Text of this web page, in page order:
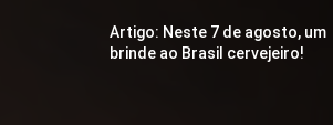
Artigo: Neste 7 de agosto, um
brinde ao Brasil cervejeiro!